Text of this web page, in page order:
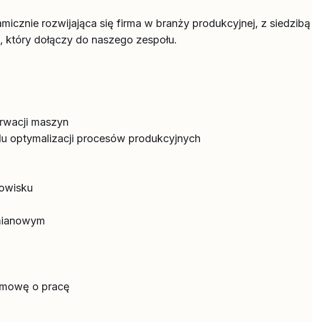
rozwijająca się firma w branży produkcyjnej, z
dołączy do naszego zespołu.
maszyn
optymalizacji procesów produkcyjnych
o pracę